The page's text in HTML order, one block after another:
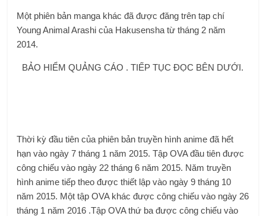
Một phiên bản manga khác đã được đăng trên tạp chí
Young Animal Arashi của Hakusensha từ tháng 2 năm
2014.
BẢO HIỂM QUẢNG CÁO . TIẾP TỤC ĐỌC BÊN DƯỚI.
Thời kỳ đầu tiên của phiên bản truyền hình anime đã hết
hạn vào ngày 7 tháng 1 năm 2015. Tập OVA đầu tiên được
công chiếu vào ngày 22 tháng 6 năm 2015. Năm truyền
hình anime tiếp theo được thiết lập vào ngày 9 tháng 10
năm 2015. Một tập OVA khác được công chiếu vào ngày 26
tháng 1 năm 2016 .Tập OVA thứ ba được công chiếu vào